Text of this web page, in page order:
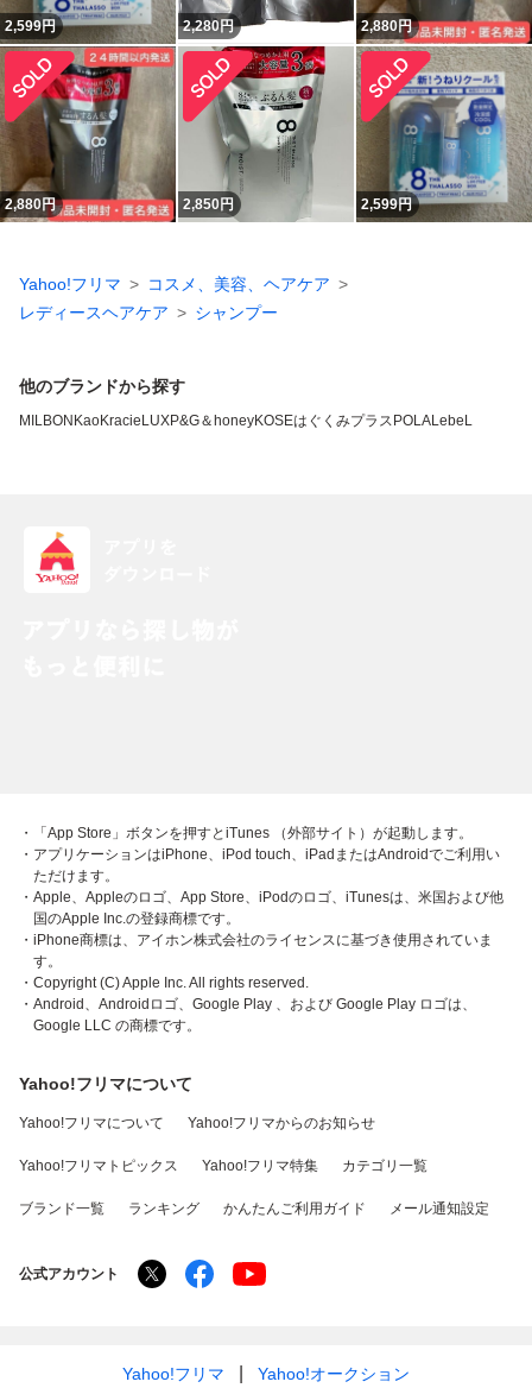
2,599円 2,280円 2,880円
2,880円 2,850円 2,599円
Yahoo!フリマ
コスメ、美容、ヘアケア
レディースヘアケア
シャンプー
他のブランドから探す
MILBON KaoKracie LUXP&G＆honeyKOSEはぐくみプラス POLALebeL
・「App Store」ボタンを押すとiTunes （外部サイト）が起動します。
・アプリケーションはiPhone、iPod touch、iPadまたはAndroidでご利用い
ただけます。
・Apple、Appleのロゴ、App Store、iPodのロゴ、iTunesは、米国および他
国のApple Inc.の登録商標です。
・iPhone商標は、アイホン株式会社のライセンスに基づき使用されていま
す。
・Copyright (C) Apple Inc. All rights reserved.
・Android、Androidロゴ、Google Play 、および Google Play ロゴは、
Google LLC の商標です。
Yahoo!フリマについて
Yahoo!フリマについて Yahoo!フリマからのお知らせ
Yahoo!フリマトピックス Yahoo!フリマ特集 カテゴリ一覧
ブランド一覧 ランキング かんたんご利用ガイド メール通知設定
公式アカウント
Yahoo!フリマ Yahoo!オークション